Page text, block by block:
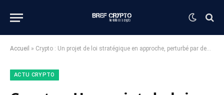
Accueil » Crypto : Un projet de loi stratégique en approche, perturbé par des tensions éthiques et des enjeux politiques liés à Trump
ACTU CRYPTO